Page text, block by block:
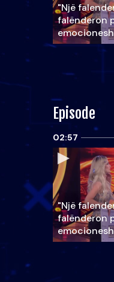
"Një
falënderon
Episode
02:57
"Një
falënderon